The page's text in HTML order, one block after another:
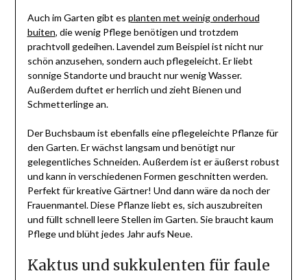
Auch im Garten gibt es planten met weinig onderhoud
buiten, die wenig Pflege benötigen und trotzdem
prachtvoll gedeihen. Lavendel zum Beispiel ist nicht nur
schön anzusehen, sondern auch pflegeleicht. Er liebt
sonnige Standorte und braucht nur wenig Wasser.
Außerdem duftet er herrlich und zieht Bienen und
Schmetterlinge an.
Der Buchsbaum ist ebenfalls eine pflegeleichte Pflanze für
den Garten. Er wächst langsam und benötigt nur
gelegentliches Schneiden. Außerdem ist er äußerst robust
und kann in verschiedenen Formen geschnitten werden.
Perfekt für kreative Gärtner! Und dann wäre da noch der
Frauenmantel. Diese Pflanze liebt es, sich auszubreiten
und füllt schnell leere Stellen im Garten. Sie braucht kaum
Pflege und blüht jedes Jahr aufs Neue.
Kaktus und sukkulenten für faule